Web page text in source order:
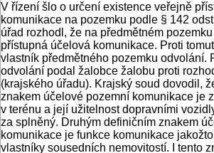
V řízení šlo o určení existence veřejně
komunikace na pozemku podle § 142
úřad rozhodl, že na předmětném
přístupná účelová komunikace. Proti
vlastník předmětného pozemku odvolání.
odvolání podal žalobce žalobu proti
(krajského úřadu). Krajský soud dovodil,
znakem účelové pozemní komunikace je
v terénu a její užitelnost dopravními
za splněný. Druhým definičním znakem
komunikace je funkce komunikace
vlastníky sousedních nemovitostí. I tento